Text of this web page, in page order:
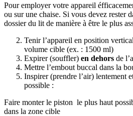
Pour employer votre appareil
ou sur une chaise. Si vous devez rester
dossier du lit de manière à être le plus
Tenir l’appareil en position
volume cible (ex. : 1500 ml)
Expirer (souffler) en dehors de
Mettre l’embout buccal dans la
Inspirer (prendre l’air) lentement
possible :
Faire monter le piston le plus haut
dans la zone cible